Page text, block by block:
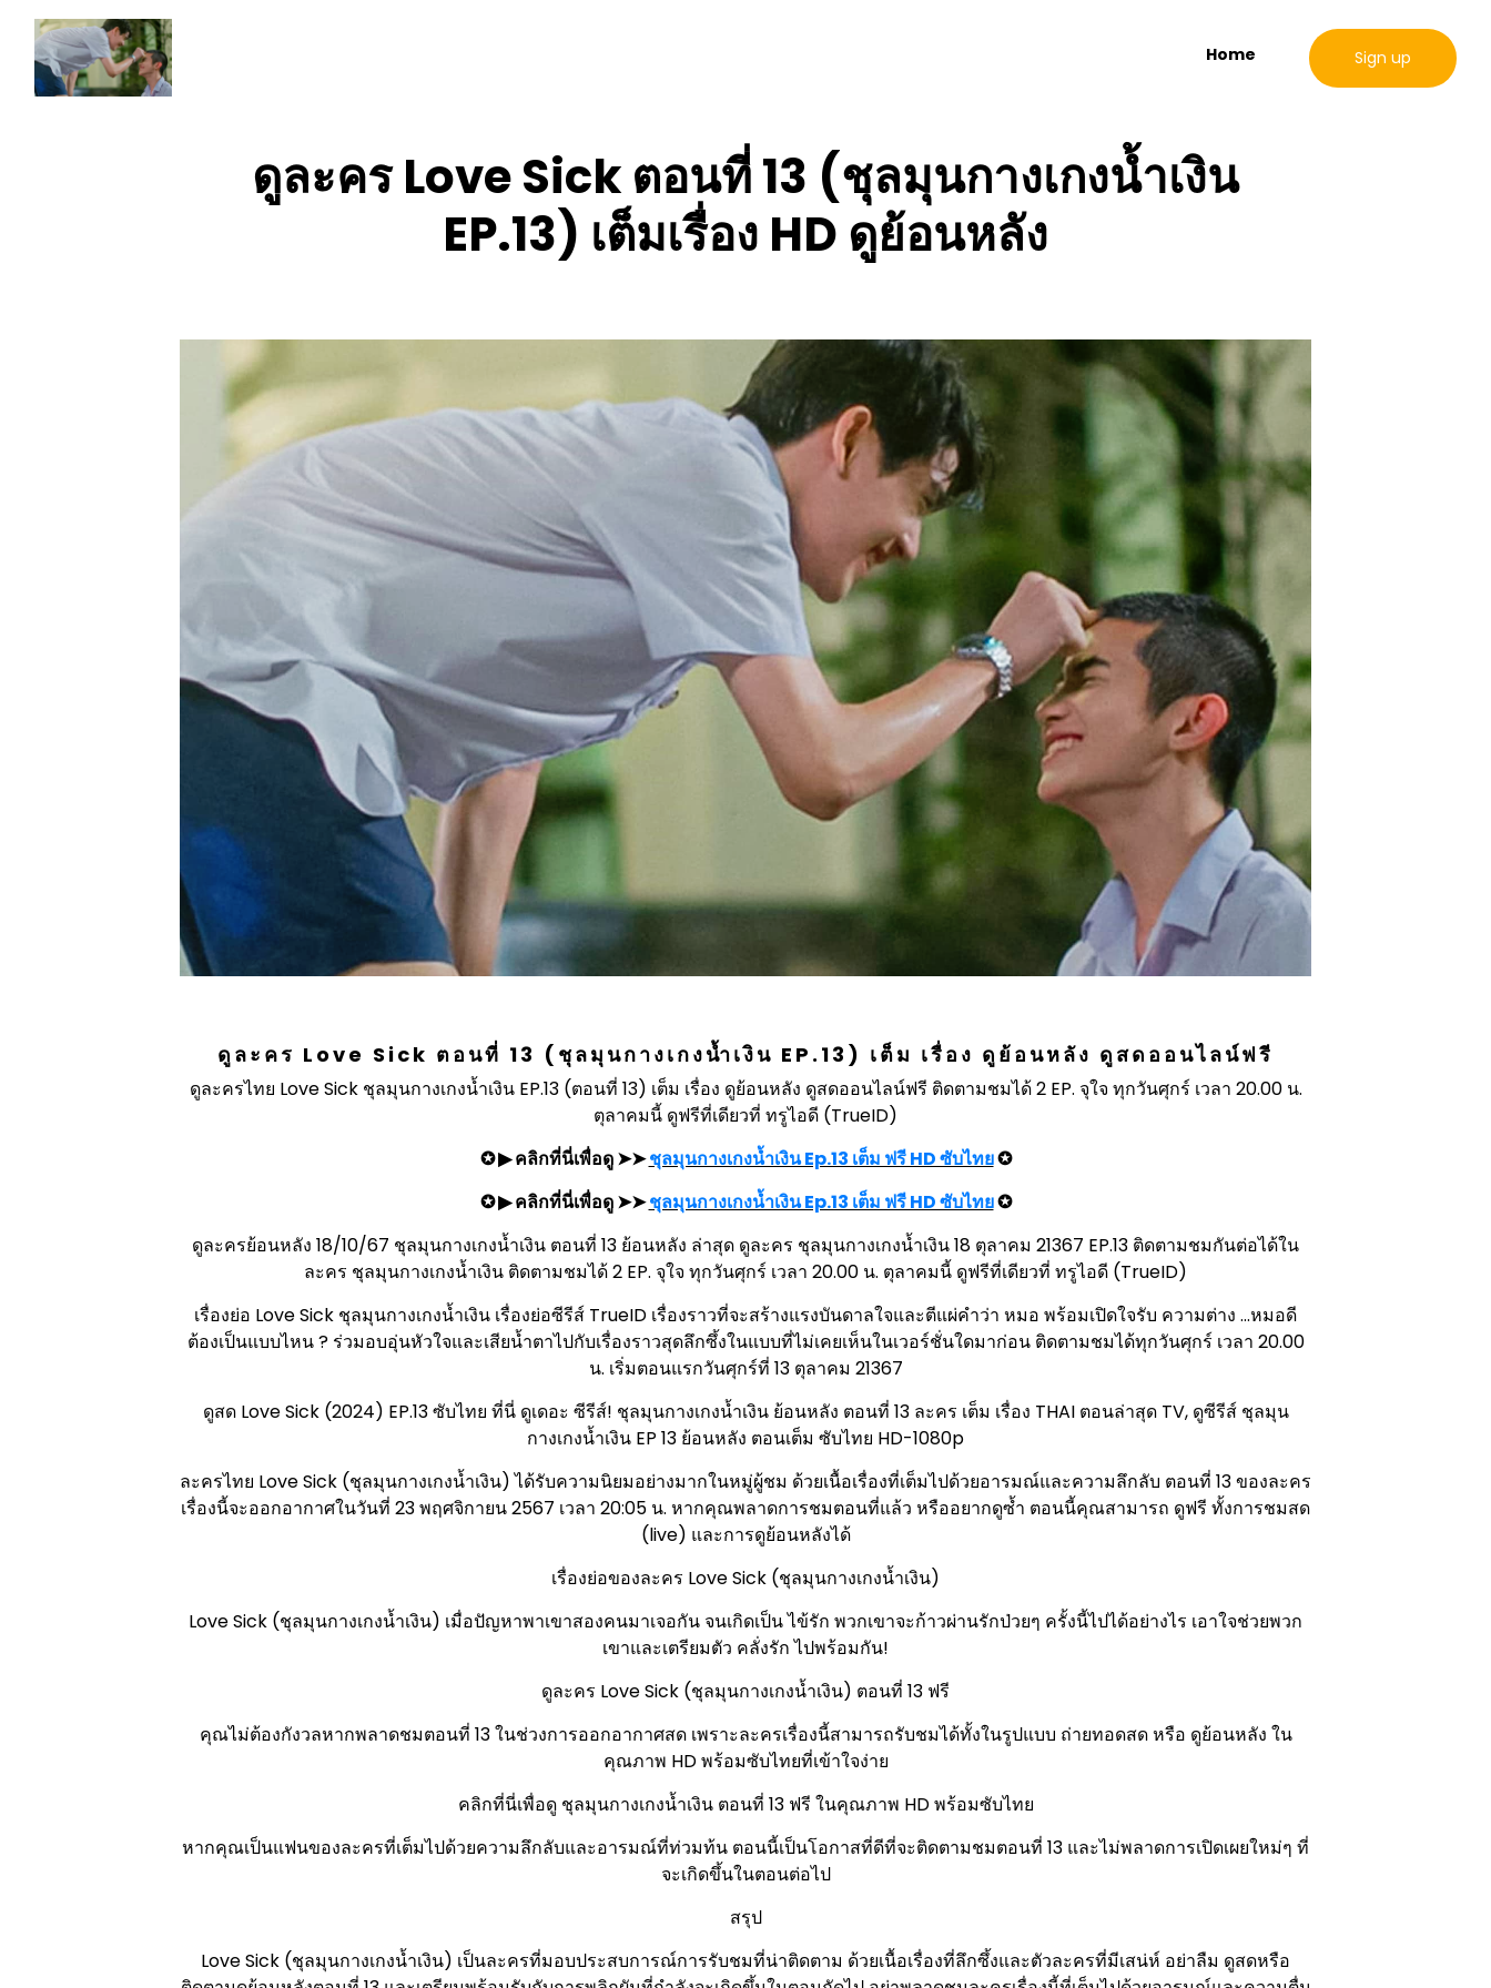
Home Sign up
ดูละคร Love Sick ตอนที่ 13 (ชุลมุนกางเกงน้ำเงิน
EP.13) เต็มเรื่อง HD ดูย้อนหลัง
ดูละคร Love Sick ตอนที่ 13 (ชุลมุนกางเกงน้ำเงิน EP.13) เต็ม เรื่อง ดูย้อนหลัง ดูสดออนไลน์ฟรี
ดูละครไทย Love Sick ชุลมุนกางเกงน้ำเงิน EP.13 (ตอนที่ 13) เต็ม เรื่อง ดูย้อนหลัง ดูสดออนไลน์ฟรี ติดตามชมได้ 2 EP. จุใจ ทุกวันศุกร์ เวลา 20.00 น.
ตุลาคมนี้ ดูฟรีที่เดียวที่ ทรูไอดี (TrueID)
✪ ▶ คลิกที่นี่เพื่อดู ➤➤ชุลมุนกางเกงน้ำเงิน Ep.13 เต็ม ฟรี HD ซับไทย✪
✪ ▶ คลิกที่นี่เพื่อดู ➤➤ชุลมุนกางเกงน้ำเงิน Ep.13 เต็ม ฟรี HD ซับไทย✪
ดูละครย้อนหลัง 18/10/67 ชุลมุนกางเกงน้ำเงิน ตอนที่ 13 ย้อนหลัง ล่าสุด ดูละคร ชุลมุนกางเกงน้ำเงิน 18 ตุลาคม 21367 EP.13 ติดตามชมกันต่อได้ใน
ละคร ชุลมุนกางเกงน้ำเงิน ติดตามชมได้ 2 EP. จุใจ ทุกวันศุกร์ เวลา 20.00 น. ตุลาคมนี้ ดูฟรีที่เดียวที่ ทรูไอดี (TrueID)
เรื่องย่อ Love Sick ชุลมุนกางเกงน้ำเงิน เรื่องย่อซีรีส์ TrueID เรื่องราวที่จะสร้างแรงบันดาลใจและตีแผ่คำว่า หมอ พร้อมเปิดใจรับ ความต่าง ...หมอดี
ต้องเป็นแบบไหน ? ร่วมอบอุ่นหัวใจและเสียน้ำตาไปกับเรื่องราวสุดลึกซึ้งในแบบที่ไม่เคยเห็นในเวอร์ชั่นใดมาก่อน ติดตามชมได้ทุกวันศุกร์ เวลา 20.00
น. เริ่มตอนแรกวันศุกร์ที่ 13 ตุลาคม 21367
ดูสด Love Sick (2024) EP.13 ซับไทย ที่นี่ ดูเดอะ ซีรีส์! ชุลมุนกางเกงน้ำเงิน ย้อนหลัง ตอนที่ 13 ละคร เต็ม เรื่อง THAI ตอนล่าสุด TV, ดูซีรีส์ ชุลมุน
กางเกงน้ำเงิน EP 13 ย้อนหลัง ตอนเต็ม ซับไทย HD-1080p
ละครไทย Love Sick (ชุลมุนกางเกงน้ำเงิน) ได้รับความนิยมอย่างมากในหมู่ผู้ชม ด้วยเนื้อเรื่องที่เต็มไปด้วยอารมณ์และความลึกลับ ตอนที่ 13 ของละคร
เรื่องนี้จะออกอากาศในวันที่ 23 พฤศจิกายน 2567 เวลา 20:05 น. หากคุณพลาดการชมตอนที่แล้ว หรืออยากดูซ้ำ ตอนนี้คุณสามารถ ดูฟรี ทั้งการชมสด
(live) และการดูย้อนหลังได้
เรื่องย่อของละคร Love Sick (ชุลมุนกางเกงน้ำเงิน)
Love Sick (ชุลมุนกางเกงน้ำเงิน) เมื่อปัญหาพาเขาสองคนมาเจอกัน จนเกิดเป็น ไข้รัก พวกเขาจะก้าวผ่านรักป่วยๆ ครั้งนี้ไปได้อย่างไร เอาใจช่วยพวก
เขาและเตรียมตัว คลั่งรัก ไปพร้อมกัน!
ดูละคร Love Sick (ชุลมุนกางเกงน้ำเงิน) ตอนที่ 13 ฟรี
คุณไม่ต้องกังวลหากพลาดชมตอนที่ 13 ในช่วงการออกอากาศสด เพราะละครเรื่องนี้สามารถรับชมได้ทั้งในรูปแบบ ถ่ายทอดสด หรือ ดูย้อนหลัง ใน
คุณภาพ HD พร้อมซับไทยที่เข้าใจง่าย
คลิกที่นี่เพื่อดู ชุลมุนกางเกงน้ำเงิน ตอนที่ 13 ฟรี ในคุณภาพ HD พร้อมซับไทย
หากคุณเป็นแฟนของละครที่เต็มไปด้วยความลึกลับและอารมณ์ที่ท่วมท้น ตอนนี้เป็นโอกาสที่ดีที่จะติดตามชมตอนที่ 13 และไม่พลาดการเปิดเผยใหม่ๆ ที่
จะเกิดขึ้นในตอนต่อไป
สรุป
Love Sick (ชุลมุนกางเกงน้ำเงิน) เป็นละครที่มอบประสบการณ์การรับชมที่น่าติดตาม ด้วยเนื้อเรื่องที่ลึกซึ้งและตัวละครที่มีเสน่ห์ อย่าลืม ดูสดหรือ